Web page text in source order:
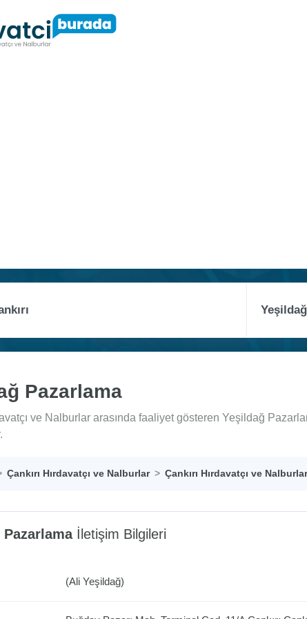
Pazarlama
ve Nalburlar arasında faaliyet gösteren Yeşildağ
Çankırı Hırdavatçı ve Nalburlar Çankırı Hırdavatçı ve Nalburlar
İletişim Bilgileri
(Ali Yeşildağ)